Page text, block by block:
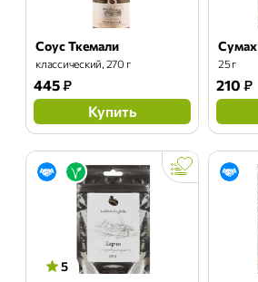
Соус Ткемали
классический, 270 г
445₽
Купить
Сумах
25 г
210 ₽
5